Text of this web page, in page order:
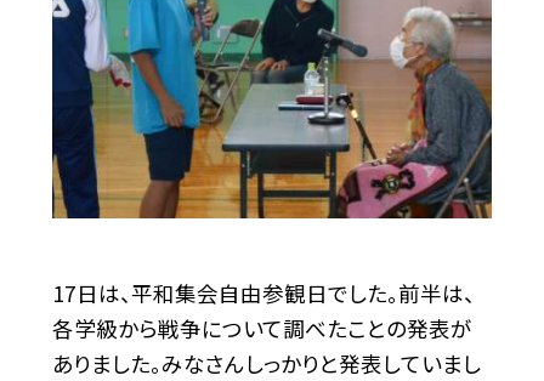
17日は、平和集会自由参観日でした。前半は、
各学級から戦争について調べたことの発表が
ありました。みなさんしっかりと発表していまし